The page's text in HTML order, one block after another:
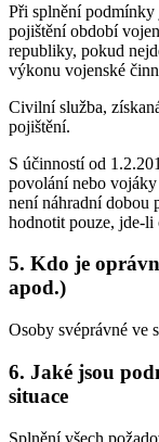
Při splnění podmínky
pojištění období
republiky, pokud
výkonu vojenské
Civilní služba,
pojištění.
S účinností od
povolání nebo
není náhradní dobou
hodnotit pouze, jde-li
5. Kdo je
apod.)
Osoby svéprávné ve
6. Jaké jsou
situace
Splnění všech